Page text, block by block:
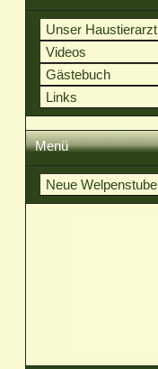
Unser Haustierarzt
Videos
Gästebuch
Links
Menü
Neue Welpenstube